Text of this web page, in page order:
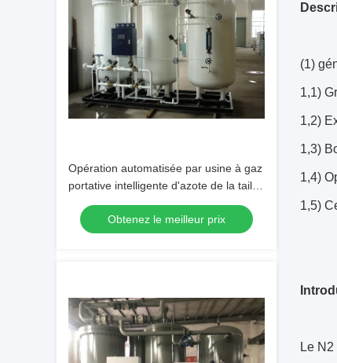
Opération automatisée par usine à gaz
portative intelligente d'azote de la taille
Obtenez le meilleur prix
(1)
1,1)
1,2)
1,3)
1,4)
1,5)
Le